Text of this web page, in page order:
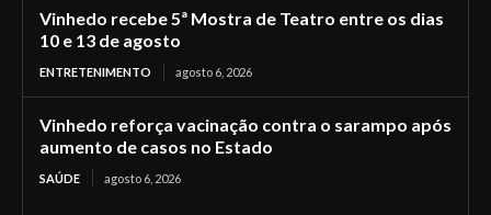
Vinhedo recebe 5ª Mostra de Teatro entre os dias
10 e 13 de agosto
ENTRETENIMENTO agosto 6, 2026
Vinhedo reforça vacinação contra o sarampo após
aumento de casos no Estado
SAÚDE agosto 6, 2026